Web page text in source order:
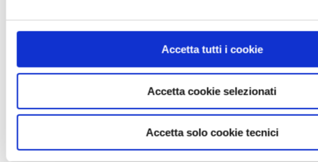
Accetta tutti i cookie
Accetta cookie selezionati
Accetta solo cookie tecnici
STRADA DEL FERRARA BUSKERS FESTIVAL
giovedì 17 ago 2017